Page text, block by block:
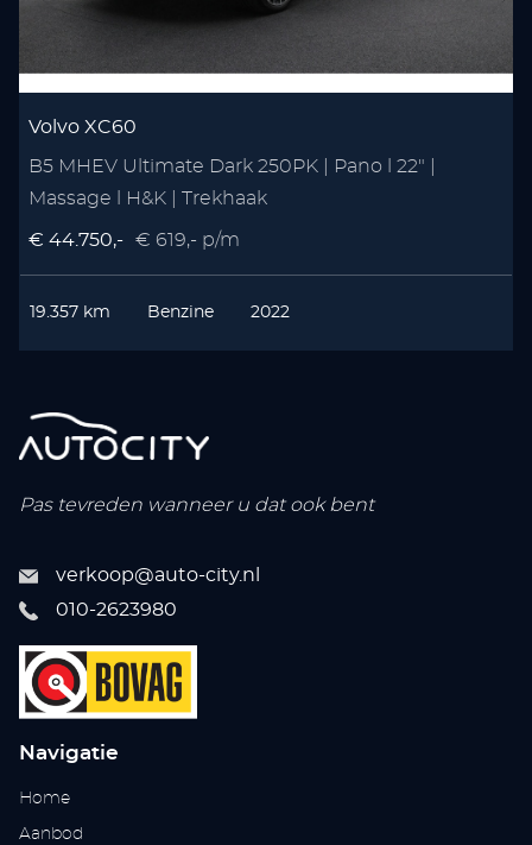
Volvo XC60
B5 MHEV Ultimate Dark 250PK | Pano l 22" |
Massage l H&K | Trekhaak
€ 44.750,- € 619,- p/m
19.357 km Benzine 2022
Pas tevreden wanneer u dat ook bent
verkoop@auto-city.nl
010-2623980
Navigatie
Home
Aanbod